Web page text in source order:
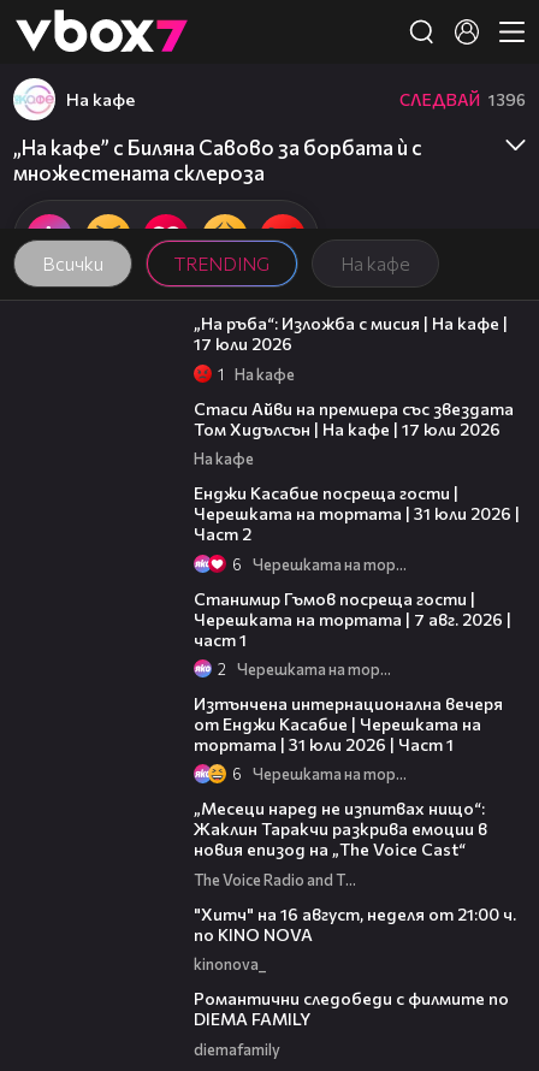
👾
Всички TRENDING На кафе
На кафе СЛЕДВАЙ 1396
„На кафе” с Биляна Савово за борбата ѝ с
множестената склероза
09:09
„На ръба“: Изложба с мисия | На кафе |
17 юли 2026
1 На кафе
Стаси Айви на премиера със звездата
Том Хидълсън | На кафе | 17 юли 2026
На кафе
Енджи Касабие посреща гости |
Черешката на тортата | 31 юли 2026 |
Част 2
6 Черешката на тортата
Станимир Гъмов посреща гости |
Черешката на тортата | 7 авг. 2026 |
част 1
2 Черешката на тортата
Изтънчена интернационална вечеря
от Енджи Касабие | Черешката на
тортата | 31 юли 2026 | Част 1
6 Черешката на тортата
„Месеци наред не изпитвах нищо“:
Жаклин Таракчи разкрива емоции в
новия епизод на „The Voice Cast“
The Voice Radio and TV Bulgaria
"Хитч" на 16 август, неделя от 21:00 ч.
по KINO NOVA
kinonova_
Романтични следобеди с филмите по
DIEMA FAMILY
diemafamily